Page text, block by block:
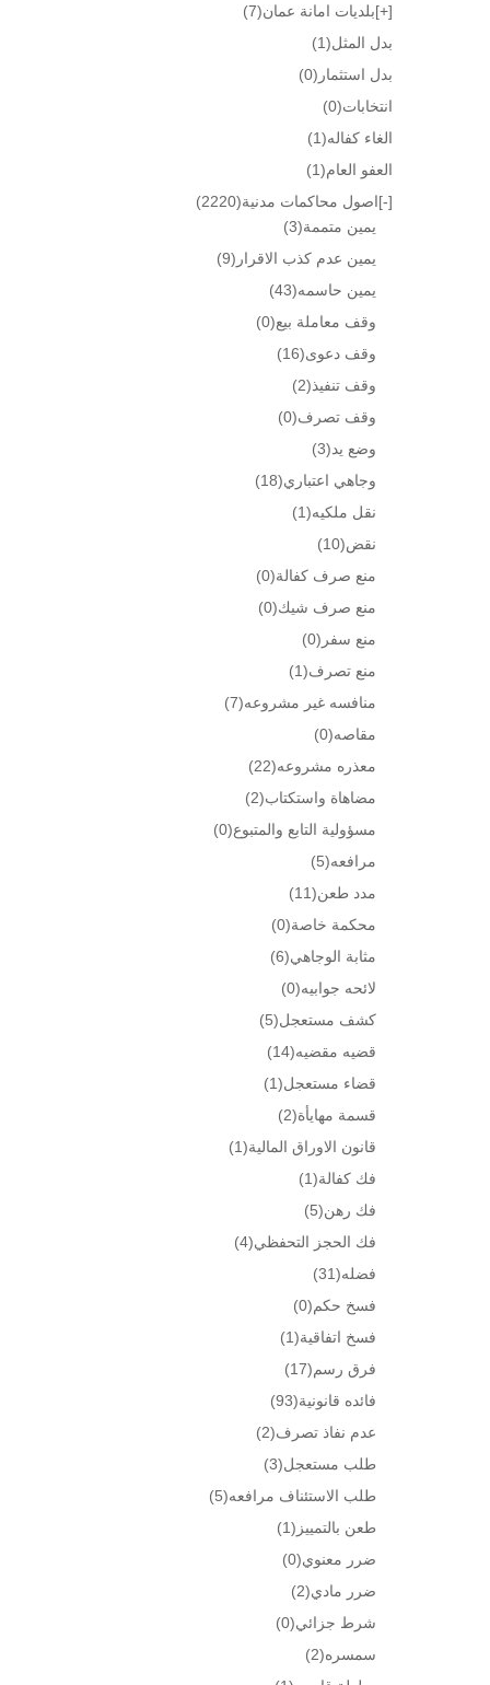
[+]بلديات امانة عمان(7)
بدل المثل(1)
بدل استثمار (0)
انتخابات(0)
الغاء كفاله(1)
العفو العام(1)
[-]اصول محاكمات مدنية(2220)
يمين متممة(3)
يمين عدم كذب الاقرار (9)
يمين حاسمه(43)
وقف معاملة بيع(0)
وقف دعوى(16)
وقف تنفيذ(2)
وقف تصرف(0)
وضع يد(3)
وجاهي اعتباري(18)
نقل ملكيه(1)
نقض(10)
منع صرف كفالة(0)
منع صرف شيك(0)
منع سفر (0)
منع تصرف(1)
منافسه غير مشروعه(7)
مقاصه(0)
معذره مشروعه(22)
مضاهاة واستكتاب(2)
مسؤولية التابع والمتبوع(0)
مرافعه(5)
مدد طعن(11)
محكمة خاصة(0)
مثابة الوجاهي(6)
لائحه جوابيه(0)
كشف مستعجل(5)
قضيه مقضيه(14)
قضاء مستعجل(1)
قسمة مهايأة(2)
قانون الاوراق المالية(1)
فك كفالة(1)
فك رهن(5)
فك الحجز التحفظي(4)
فضله(31)
فسخ حكم(0)
فسخ اتفاقية(1)
فرق رسم(17)
فائده قانونية(93)
عدم نفاذ تصرف(2)
طلب مستعجل(3)
طلب الاستئناف مرافعه(5)
طعن بالتمييز (1)
ضرر معنوي(0)
ضرر مادي(2)
شرط جزائي(0)
سمسره(2)